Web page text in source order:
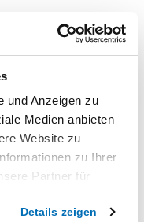
und Anzeigen zu
Medien anbieten
Website zu
zu Ihrer
Partner für
weiter. Unsere
mit
Details zeigen
0 Bewertungen
0